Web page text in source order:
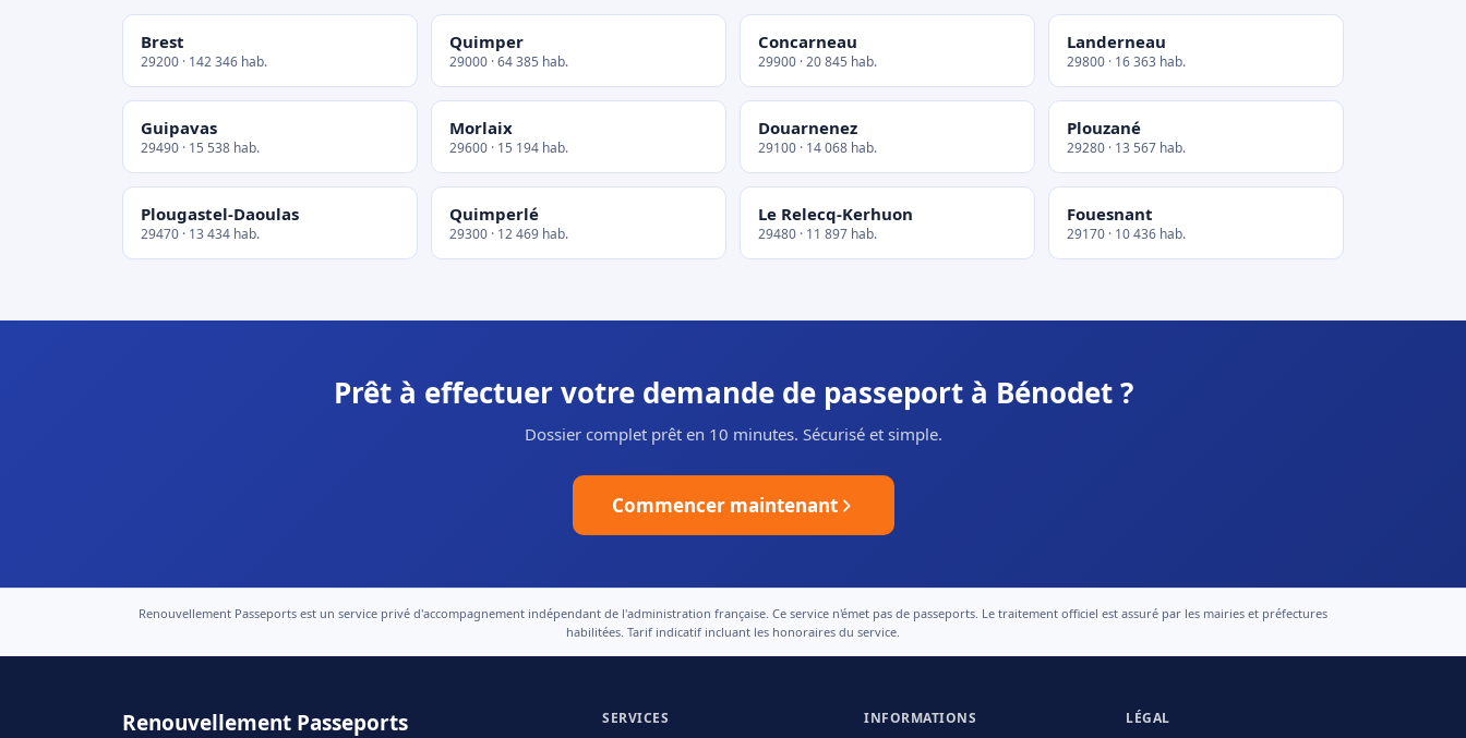
Brest
29200 · 142 346 hab.
Quimper
29000 · 64 385 hab.
Concarneau
29900 · 20 845 hab.
Landerneau
29800 · 16 363 hab.
Guipavas
29490 · 15 538 hab.
Morlaix
29600 · 15 194 hab.
Douarnenez
29100 · 14 068 hab.
Plouzané
29280 · 13 567 hab.
Plougastel-Daoulas
29470 · 13 434 hab.
Quimperlé
29300 · 12 469 hab.
Le Relecq-Kerhuon
29480 · 11 897 hab.
Fouesnant
29170 · 10 436 hab.
Prêt à effectuer votre demande de passeport à Bénodet ?
Dossier complet prêt en 10 minutes. Sécurisé et simple.
Commencer maintenant
Renouvellement Passeports est un service privé d'accompagnement indépendant de l'administration française. Ce service n'émet pas de passeports. Le traitement officiel est assuré par les mairies et préfectures
habilitées. Tarif indicatif incluant les honoraires du service.
Renouvellement Passeports SERVICES INFORMATIONS LÉGAL